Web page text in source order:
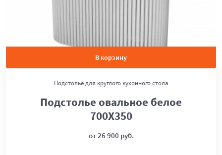
В корзину
Подстолье для круглого кухонного стола
Подстолье овальное белое
700Х350
от 26 900 руб.